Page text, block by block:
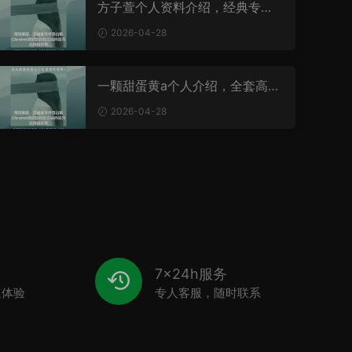
方子萱个人资料介绍，经典专辑
2026-04-28
一颗甜蛋黄a个人介绍，全套高清
2026-04-28
验
7x24h服务
专人客服，随时联系